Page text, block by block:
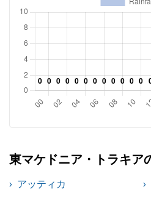
東マケドニア・トラキア
アッティカ